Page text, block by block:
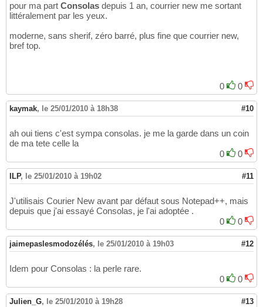
pour ma part Consolas depuis 1 an, courrier new me sortant
littéralement par les yeux.
moderne, sans sherif, zéro barré, plus fine que courrier new,
bref top.
0 0
kaymak, le 25/01/2010 à 18h38 #10
ah oui tiens c'est sympa consolas. je me la garde dans un coin
de ma tete celle la
0
0
ILP, le 25/01/2010 à 19h02 #11
J'utilisais Courier New avant par défaut sous Notepad++, mais
depuis que j'ai essayé Consolas, je l'ai adoptée .
0
0
jaimepaslesmodozélés, le 25/01/2010 à 19h03 #12
Idem pour Consolas : la perle rare.
0
0
Julien_G, le 25/01/2010 à 19h28 #13